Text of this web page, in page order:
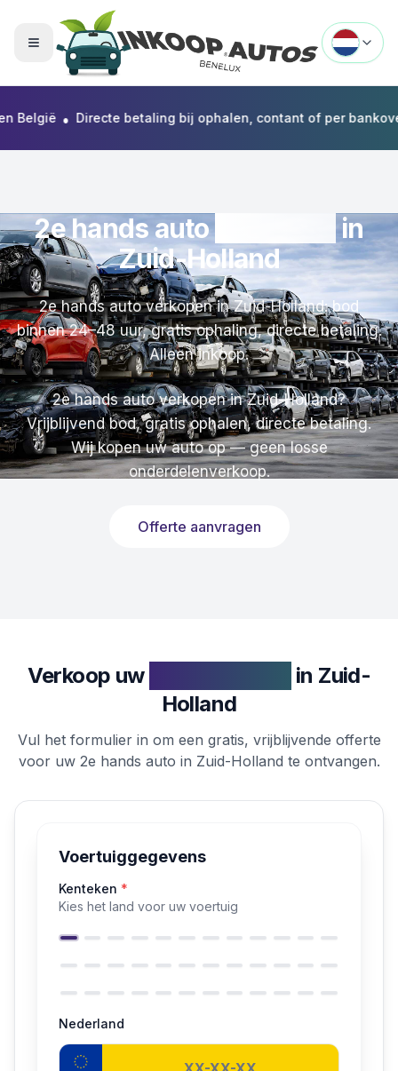
Menu openen
• Directe betaling bij ophalen, contant of per
2e hands autoverkopen in
Zuid-Holland
2e hands auto verkopen in Zuid-Holland: bod
binnen 24–48 uur, gratis ophaling, directe betaling.
Alleen inkoop.
2e hands auto verkopen in Zuid-Holland?
Vrijblijvend bod, gratis ophalen, directe betaling.
Wij kopen uw auto op — geen losse
onderdelenverkoop.
Offerte aanvragen
Verkoop uw in Zuid-
Holland
Vul het formulier in om een gratis, vrijblijvende offerte
voor uw 2e hands auto in Zuid-Holland te ontvangen.
Voertuiggegevens
Kenteken *
Kies het land voor uw voertuig
Nederland